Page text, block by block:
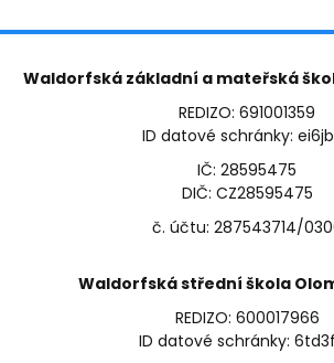
Waldorfská základní a mateřská
REDIZO: 691001359
ID datové schránky:
IČ: 28595475
DIČ: CZ28595475
č. účtu: 287543714/
Waldorfská střední škola
REDIZO: 600017966
ID datové schránky: